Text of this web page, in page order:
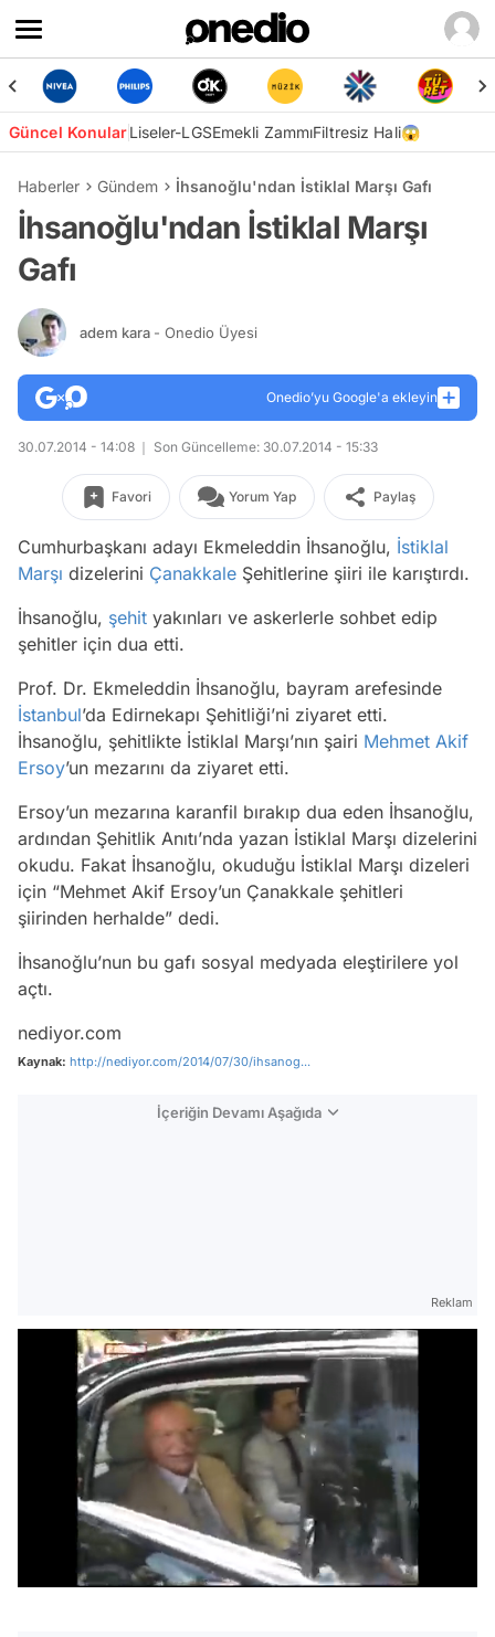
Güncel KonularLiseler-LGSEmekli ZammıFiltresiz Hali😱
Haberler Gündem İhsanoğlu'ndan İstiklal Marşı Gafı
İhsanoğlu'ndan İstiklal Marşı
Gafı
adem kara - Onedio Üyesi
Onedio’yu Google'a ekleyin
30.07.2014 - 14:08 Son Güncelleme: 30.07.2014 - 15:33
Favori Yorum Yap Paylaş
Cumhurbaşkanı adayı Ekmeleddin İhsanoğlu, İstiklal
Marşı dizelerini Çanakkale Şehitlerine şiiri ile karıştırdı.
İhsanoğlu, şehit yakınları ve askerlerle sohbet edip
şehitler için dua etti.
Prof. Dr. Ekmeleddin İhsanoğlu, bayram arefesinde
İstanbul’da Edirnekapı Şehitliği’ni ziyaret etti.
İhsanoğlu, şehitlikte İstiklal Marşı’nın şairi Mehmet Akif
Ersoy’un mezarını da ziyaret etti.
Ersoy’un mezarına karanfil bırakıp dua eden İhsanoğlu,
ardından Şehitlik Anıtı’nda yazan İstiklal Marşı dizelerini
okudu. Fakat İhsanoğlu, okuduğu İstiklal Marşı dizeleri
için “Mehmet Akif Ersoy’un Çanakkale şehitleri
şiirinden herhalde” dedi.
İhsanoğlu’nun bu gafı sosyal medyada eleştirilere yol
açtı.
nediyor.com
Kaynak: http://nediyor.com/2014/07/30/ihsanog...
İçeriğin Devamı Aşağıda
Reklam